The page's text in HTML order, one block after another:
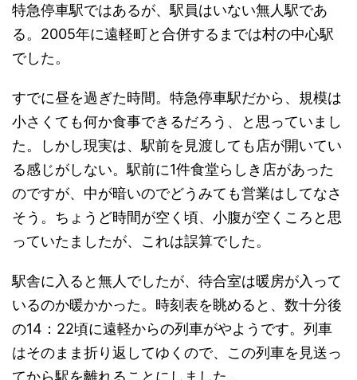
特急停車駅ではあるが、駅員はいない無人駅であ
る。2005年に遠軽町と合併するまでは村の中心駅
でした。
すでに昼を過ぎた時間。特急停車駅だから、規模は
小さくても何か食事できるだろう、と思っていまし
た。しかし現実は、駅前を見渡しても店が開いてい
る感じがしない。駅前に1件食堂らしき店があった
のですが、中が暗いのでどうみても営業はしてなさ
そう。ちょうど時間が空く頃、小腹が空くころと思
っていたましたが、これは誤算でした。
駅舎に入ると無人でしたが、待合室は暖房が入って
いるのか暖かかった。時刻表を眺めると、数十分後
の14：22頃に遠軽からの列車がやようです。列車
はそのまま折り返してゆくので、この列車を見送っ
てから駅を離れることにしました。